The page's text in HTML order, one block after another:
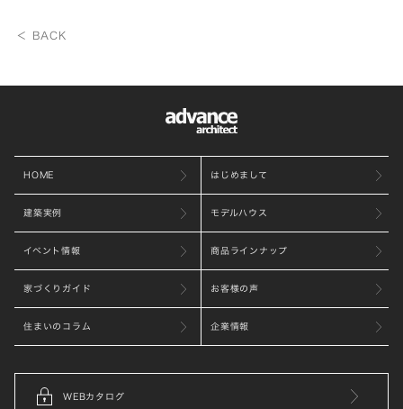
＜ BACK
HOME はじめまして
建築実例 モデルハウス
イベント情報 商品ラインナップ
家づくりガイド お客様の声
住まいのコラム 企業情報
WEBカタログ